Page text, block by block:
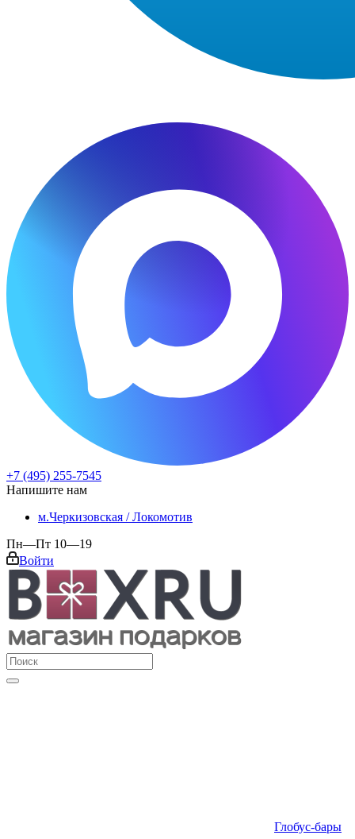
+7 (495) 255-7545
Напишите нам
м.Черкизовская / Локомотив
Пн—Пт 10—19
Войти
Глобус-бары